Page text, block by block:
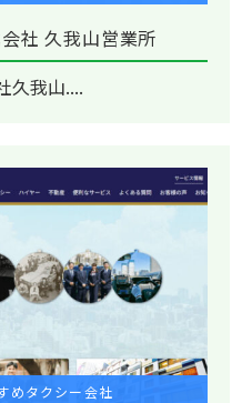
社 久我山営業所
久我山....
めタクシー会社